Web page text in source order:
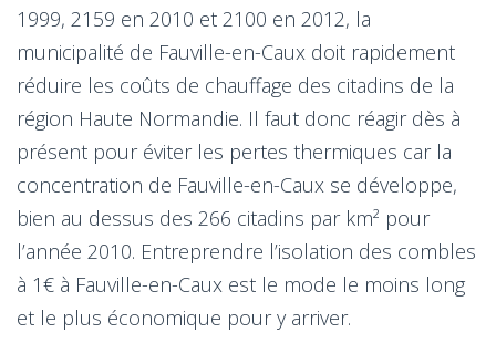
1999, 2159 en 2010 et 2100 en 2012, la
municipalité de Fauville-en-Caux doit rapidement
réduire les coûts de chauffage des citadins de la
région Haute Normandie. Il faut donc réagir dès à
présent pour éviter les pertes thermiques car la
concentration de Fauville-en-Caux se développe,
bien au dessus des 266 citadins par km² pour
l’année 2010. Entreprendre l’isolation des combles
à 1€ à Fauville-en-Caux est le mode le moins long
et le plus économique pour y arriver.